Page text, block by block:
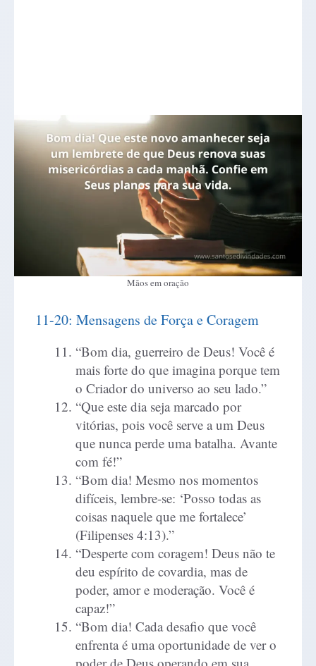
Mãos em oração
11-20: Mensagens de Força e Coragem
“Bom dia, guerreiro de Deus! Você é
mais forte do que imagina porque tem
o Criador do universo ao seu lado.”
“Que este dia seja marcado por
vitórias, pois você serve a um Deus
que nunca perde uma batalha. Avante
com fé!”
“Bom dia! Mesmo nos momentos
difíceis, lembre-se: ‘Posso todas as
coisas naquele que me fortalece’
(Filipenses 4:13).”
“Desperte com coragem! Deus não te
deu espírito de covardia, mas de
poder, amor e moderação. Você é
capaz!”
“Bom dia! Cada desafio que você
enfrenta é uma oportunidade de ver o